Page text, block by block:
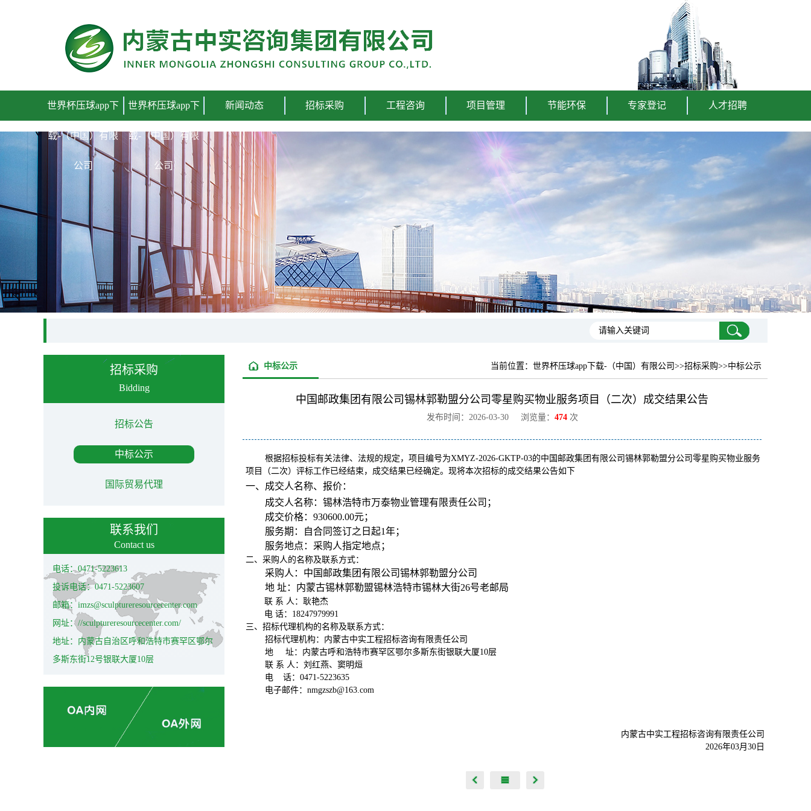
世界杯压球app下
载-（中国）有限
公司
世界杯压球app下
载-（中国）有限
公司
新闻动态 招标采购 工程咨询 项目管理 节能环保 专家登记 人才招聘
招标采购
Bidding
招标公告
中标公示
国际贸易代理
联系我们
Contact us
电话：0471-5223613
投诉电话：0471-5223607
邮箱：imzs@sculptureresourcecenter.com
网址：//sculptureresourcecenter.com/
地址：内蒙古自治区呼和浩特市赛罕区鄂尔
多斯东街12号银联大厦10层
当前位置： 世界杯压球app下载-（中国）有限公司 >>招标采购>>中标公示
中标公示
中国邮政集团有限公司锡林郭勒盟分公司零星购买物业服务项目（二次）成交结果公告
发布时间：2026-03-30 浏览量： 474次
根据招标投标有关法律、法规的规定，项目编号为XMYZ-2026-GKTP-03的中国邮政集团有限公司锡林郭勒盟分公司零星购买物业服务
项目（二次）评标工作已经结束，成交结果已经确定。现将本次招标的成交结果公告如下
一、成交人名称、报价：
成交人名称：锡林浩特市万泰物业管理有限责任公司；
成交价格：930600.00元；
服务期：自合同签订之日起1年；
服务地点：采购人指定地点；
二、采购人的名称及联系方式：
采购人：中国邮政集团有限公司锡林郭勒盟分公司
地 址：内蒙古锡林郭勒盟锡林浩特市锡林大街26号老邮局
联 系 人：耿艳杰
电 话：18247979991
三、招标代理机构的名称及联系方式：
招标代理机构：内蒙古中实工程招标咨询有限责任公司
地 址：内蒙古呼和浩特市赛罕区鄂尔多斯东街银联大厦10层
联 系 人：刘红燕、窦明烜
电 话：0471-5223635
电子邮件：nmgzszb@163.com
内蒙古中实工程招标咨询有限责任公司
2026年03月30日